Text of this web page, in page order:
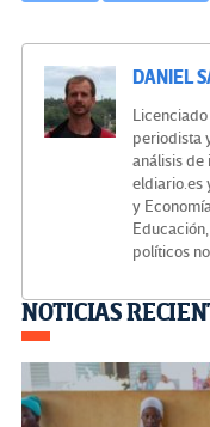
DANIEL
periodista
análisis de
eldiario.es
y
políticos
Navegación
de
entradas
NOTICIAS